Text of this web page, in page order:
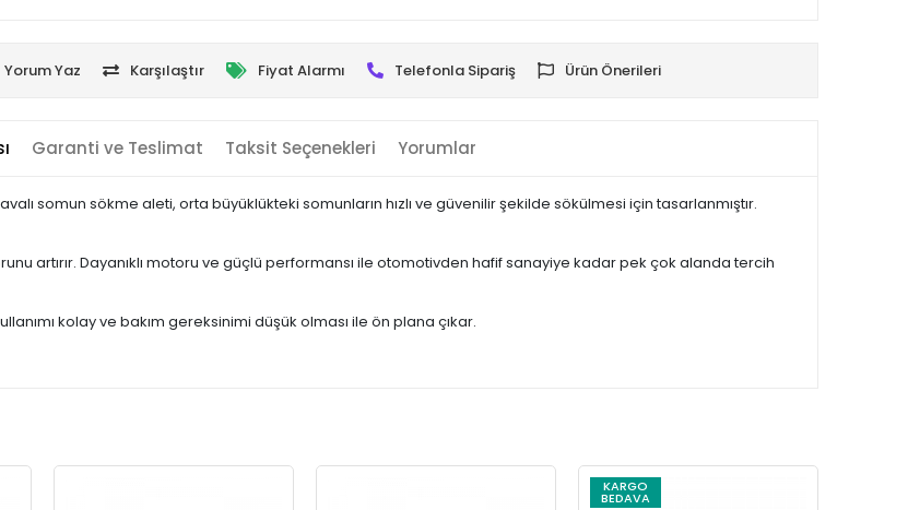
Yorum Yaz Karşılaştır Fiyat Alarmı Telefonla Sipariş Ürün Önerileri
Garanti ve Teslimat Taksit Seçenekleri Yorumlar
somun sökme aleti, orta büyüklükteki somunların hızlı ve güvenilir şekilde sökülmesi için tasarlanmıştır.
artırır. Dayanıklı motoru ve güçlü performansı ile otomotivden hafif sanayiye kadar pek çok alanda tercih
kolay ve bakım gereksinimi düşük olması ile ön plana çıkar.
KARGO
BEDAVA